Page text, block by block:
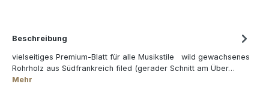
Beschreibung
vielseitiges Premium-Blatt für alle Musikstile wild gewachsenes
Rohrholz aus Südfrankreich filed (gerader Schnitt am Über…
Mehr